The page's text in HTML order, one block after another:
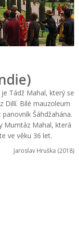
Tádž Mahal, který se
Dillí. Bílé mauzoleum
Šáhdžahána.
Mumtáz Mahal, která
ve věku 36 let.
Jaroslav Hruška (2018)